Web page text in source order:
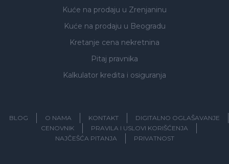
Kuće na prodaju u Zrenjaninu
Kuće na prodaju u Beogradu
Kretanje cena nekretnina
Pitaj pravnika
Kalkulator kredita i osiguranja
BLOG O NAMA KONTAKT
DIGITALNO OGLAŠAVANJE
CENOVNIK
PRAVILA I USLOVI KORIŠĆENJA
NAJČEŠĆA PITANJA
PRIVATNOST